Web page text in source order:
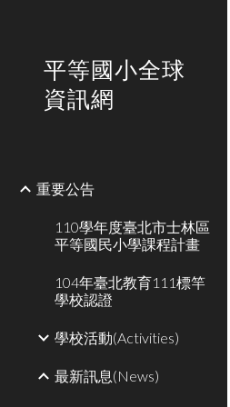
平等國小全球
資訊網
重要公告
110學年度臺北市士林區
平等國民小學課程計畫
104年臺北教育111標竿
學校認證
學校活動(Activities)
最新訊息(News)